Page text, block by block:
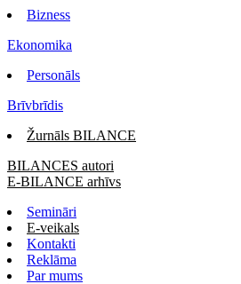
Bizness
Ekonomika
Personāls
Brīvbrīdis
Žurnāls BILANCE
BILANCES autori
E-BILANCE arhīvs
Semināri
E-veikals
Kontakti
Reklāma
Par mums